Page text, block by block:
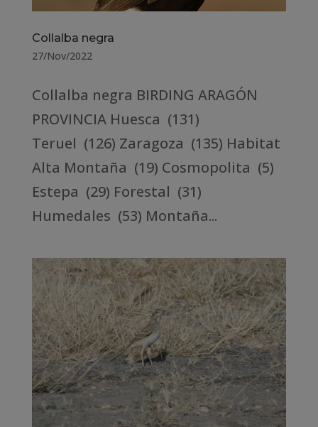
Collalba negra
27/Nov/2022
Collalba negra BIRDING ARAGÓN
PROVINCIA Huesca (131)
Teruel (126) Zaragoza (135) Habitat
Alta Montaña (19) Cosmopolita (5)
Estepa (29) Forestal (31)
Humedales (53) Montaña...